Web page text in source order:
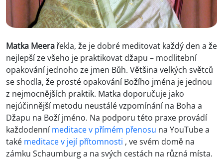
Matka Meerařekla, že je dobré meditovat každý den a že
nejlepší ze všeho je praktikovat džapu – modlitební
opakování jednoho ze jmen Bůh. Většina velkých světců
se shodla, že prosté opakování Božího jména je jednou
z nejmocnějších praktik. Matka doporučuje jako
nejúčinnější metodu neustálé vzpomínání na Boha a
Džapu na Boží jméno. Na podporu této praxe provádí
každodennímeditace v přímém přenosu na YouTube a
také meditace v její přítomnosti , ve svém domě na
zámku Schaumburg a na svých cestách na různá místa.